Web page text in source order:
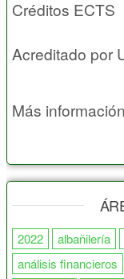
Créditos ECTS
Acreditado por
Más información
2022 albañilería
análisis financieros